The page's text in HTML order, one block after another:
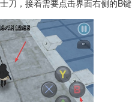
刀，接着需要点击界面右侧的B键